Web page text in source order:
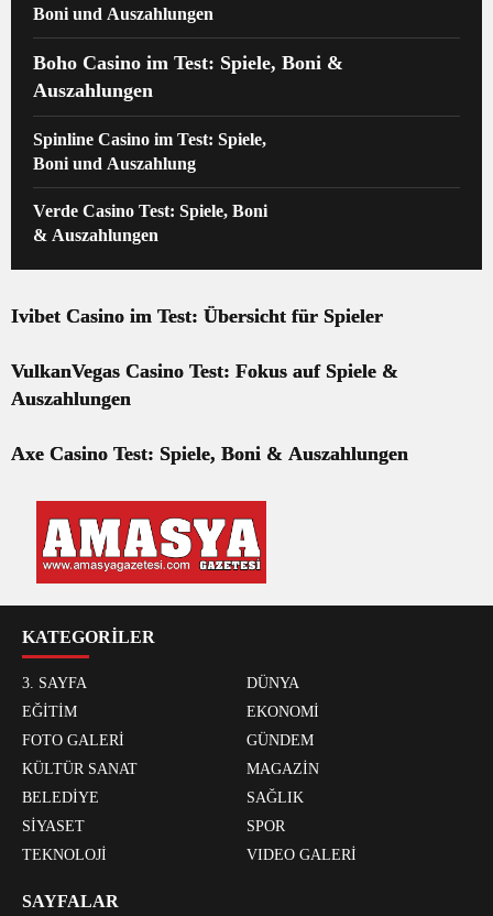
Boni und Auszahlungen
Boho Casino im Test: Spiele, Boni &
Auszahlungen
Spinline Casino im Test: Spiele,
Boni und Auszahlung
Verde Casino Test: Spiele, Boni
& Auszahlungen
Ivibet Casino im Test: Übersicht für Spieler
VulkanVegas Casino Test: Fokus auf Spiele &
Auszahlungen
Axe Casino Test: Spiele, Boni & Auszahlungen
KATEGORİLER
3. SAYFA
DÜNYA
EĞİTİM
EKONOMİ
FOTO GALERİ
GÜNDEM
KÜLTÜR SANAT
MAGAZİN
BELEDİYE
SAĞLIK
SİYASET
SPOR
TEKNOLOJİ
VIDEO GALERİ
SAYFALAR